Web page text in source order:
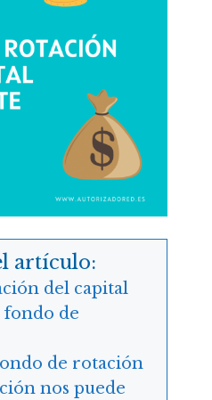
artículo:
del capital
de
de rotación
nos puede